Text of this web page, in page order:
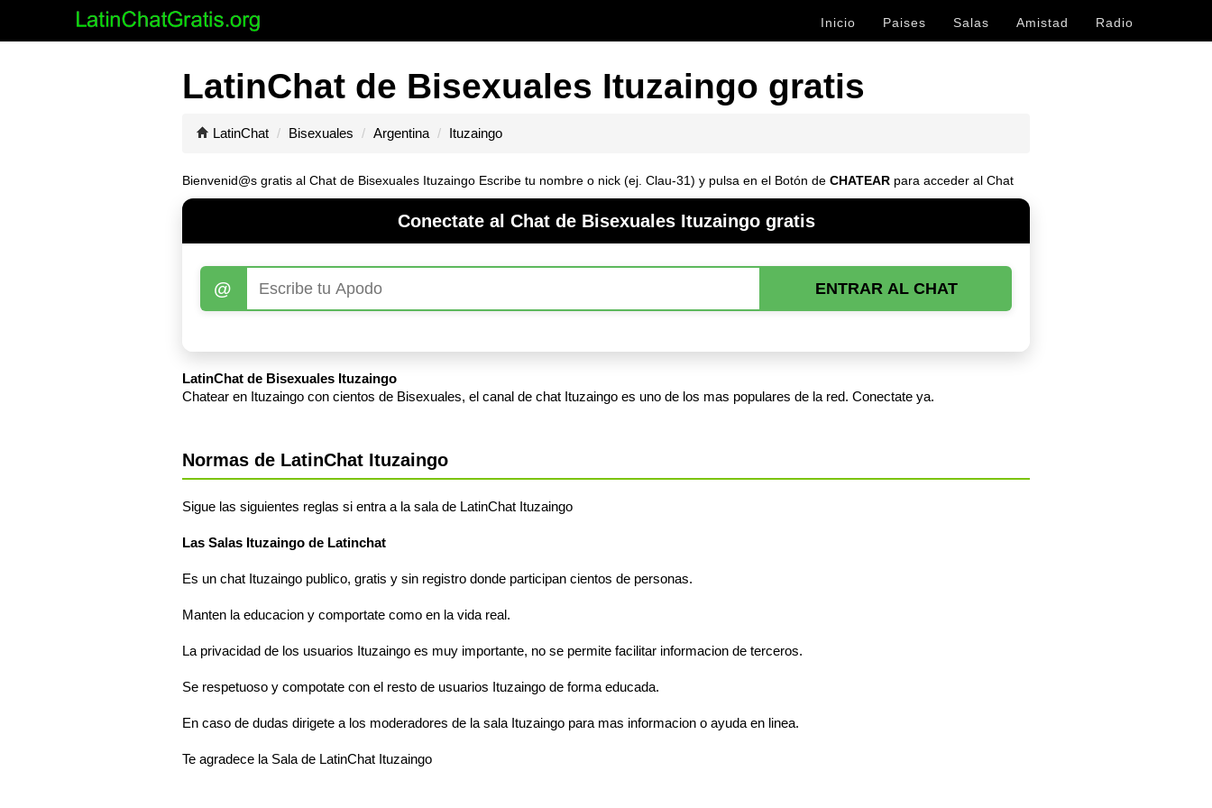
Inicio Paises Salas Amistad Radio
LatinChat de Bisexuales Ituzaingo gratis
LatinChat Bisexuales Argentina Ituzaingo
Bienvenid@s gratis al Chat de Bisexuales Ituzaingo Escribe tu nombre o nick (ej. Clau-31) y pulsa en el Botón de CHATEAR para acceder al Chat
Conectate al Chat de Bisexuales Ituzaingo gratis
@ ENTRAR AL CHAT
LatinChat de Bisexuales Ituzaingo
Chatear en Ituzaingo con cientos de Bisexuales, el canal de chat Ituzaingo es uno de los mas populares de la red. Conectate ya.
Normas de LatinChat Ituzaingo
Sigue las siguientes reglas si entra a la sala de LatinChat Ituzaingo
Las Salas Ituzaingo de Latinchat
Es un chat Ituzaingo publico, gratis y sin registro donde participan cientos de personas.
Manten la educacion y comportate como en la vida real.
La privacidad de los usuarios Ituzaingo es muy importante, no se permite facilitar informacion de terceros.
Se respetuoso y compotate con el resto de usuarios Ituzaingo de forma educada.
En caso de dudas dirigete a los moderadores de la sala Ituzaingo para mas informacion o ayuda en linea.
Te agradece la Sala de LatinChat Ituzaingo